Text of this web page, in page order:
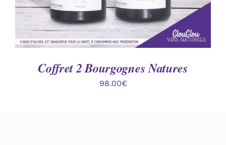
Coffret 2 Bourgognes Natures
98.00€